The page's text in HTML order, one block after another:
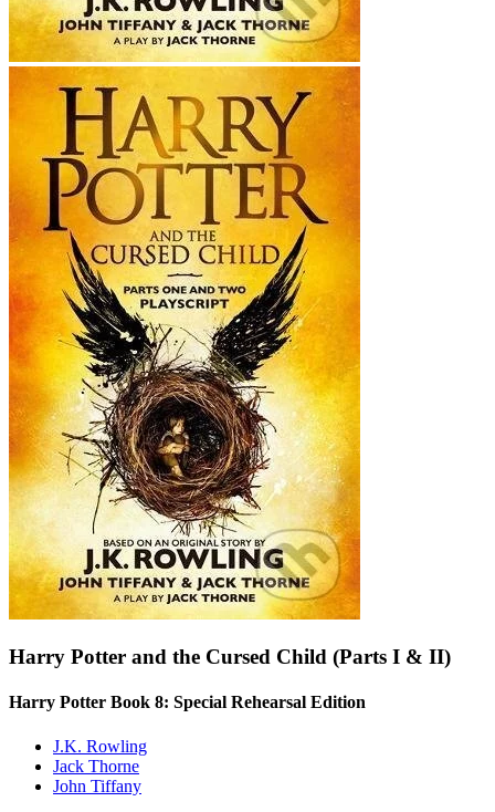
Harry Potter and the Cursed Child (Parts I & II)
Harry Potter Book 8: Special Rehearsal Edition
J.K. Rowling
Jack Thorne
John Tiffany